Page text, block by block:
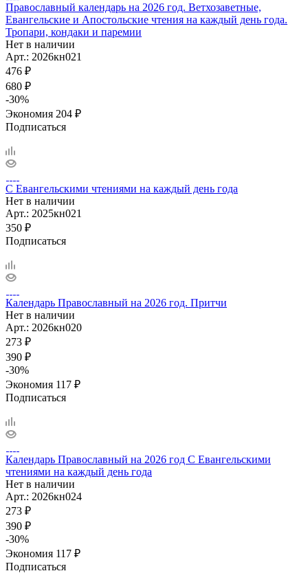
Православный календарь на 2026 год. Ветхозаветные,
Евангельские и Апостольские чтения на каждый день года.
Тропари, кондаки и паремии
Нет в наличии
Арт.: 2026кн021
476 ₽
680 ₽
-30%
Экономия 204 ₽
Подписаться
С Евангельскими чтениями на каждый день года
Нет в наличии
Арт.: 2025кн021
350 ₽
Подписаться
Календарь Православный на 2026 год. Притчи
Нет в наличии
Арт.: 2026кн020
273 ₽
390 ₽
-30%
Экономия 117 ₽
Подписаться
Календарь Православный на 2026 год С Евангельскими
чтениями на каждый день года
Нет в наличии
Арт.: 2026кн024
273 ₽
390 ₽
-30%
Экономия 117 ₽
Подписаться